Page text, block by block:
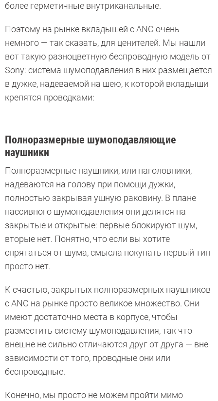
более герметичные внутриканальные.
Поэтому на рынке вкладышей с ANC очень
немного — так сказать, для ценителей. Мы нашли
вот такую разноцветную беспроводную модель от
Sony: система шумоподавления в них размещается
в дужке, надеваемой на шею, к которой вкладыши
крепятся проводками:
Полноразмерные шумоподавляющие
наушники
Полноразмерные наушники, или наголовники,
надеваются на голову при помощи дужки,
полностью закрывая ушную раковину. В плане
пассивного шумоподавления они делятся на
закрытые и открытые: первые блокируют шум,
вторые нет. Понятно, что если вы хотите
спрятаться от шума, смысла покупать первый тип
просто нет.
К счастью, закрытых полноразмерных наушников
с ANC на рынке просто великое множество. Они
имеют достаточно места в корпусе, чтобы
разместить систему шумоподавления, так что
внешне не сильно отличаются друг от друга — вне
зависимости от того, проводные они или
беспроводные.
Конечно, мы просто не можем пройти мимо